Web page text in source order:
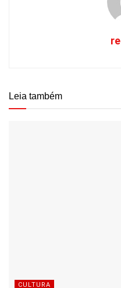
Leia também
CULTURA